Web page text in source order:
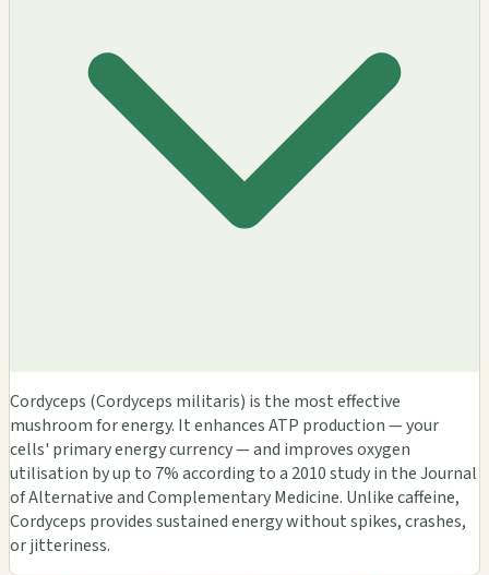
Cordyceps (Cordyceps militaris) is the most effective
mushroom for energy. It enhances ATP production — your
cells' primary energy currency — and improves oxygen
utilisation by up to 7% according to a 2010 study in the Journal
of Alternative and Complementary Medicine. Unlike caffeine,
Cordyceps provides sustained energy without spikes, crashes,
or jitteriness.